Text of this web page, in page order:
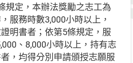
規定，本辦法獎勵之志工為
服務時數3,000小時以上，
明書者；依第5條規定，服
、8,000小時以上，持有志
，均得分別申請頒授志願服